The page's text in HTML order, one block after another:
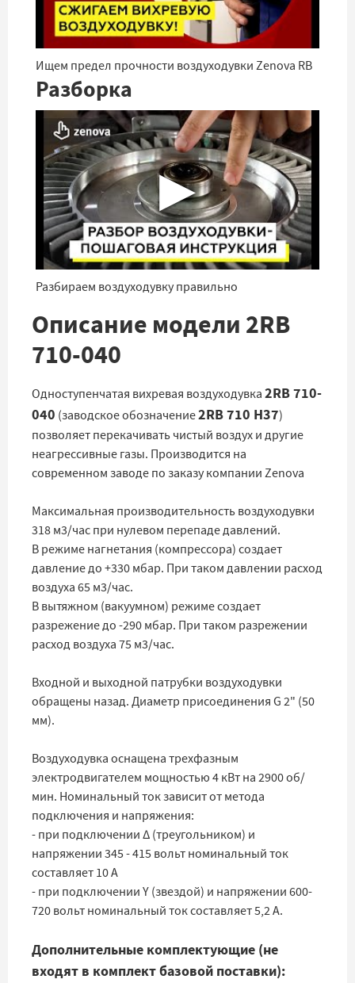
Ищем предел прочности воздуходувки Zenova RB
Разборка
▶
Разбираем воздуходувку правильно
Описание модели 2RB
710-040
Одноступенчатая вихревая воздуходувка 2RB 710-
040 (заводское обозначение2RB 710 H37)
позволяет перекачивать чистый воздух и другие
неагрессивные газы. Производится на
современном заводе по заказу компании Zenova
Максимальная производительность воздуходувки
318 м3/час при нулевом перепаде давлений.
В режиме нагнетания (компрессора) создает
давление до +330 мбар. При таком давлении расход
воздуха 65 м3/час.
В вытяжном (вакуумном) режиме создает
разрежение до -290 мбар. При таком разрежении
расход воздуха 75 м3/час.
Входной и выходной патрубки воздуходувки
обращены назад. Диаметр присоединения G 2" (50
мм).
Воздуходувка оснащена трехфазным
электродвигателем мощностью 4 кВт на 2900 об/
мин. Номинальный ток зависит от метода
подключения и напряжения:
- при подключении ∆ (треугольником) и
напряжении 345 - 415 вольт номинальный ток
составляет 10 А
- при подключении Y (звездой) и напряжении 600-
720 вольт номинальный ток составляет 5,2 А.
Дополнительные комплектующие (не
входят в комплект базовой поставки):